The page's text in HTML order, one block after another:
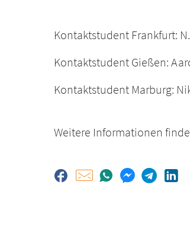
Kontaktstudent Frankfurt:
Kontaktstudent Gießen:
Kontaktstudent Marburg:
Weitere Informationen